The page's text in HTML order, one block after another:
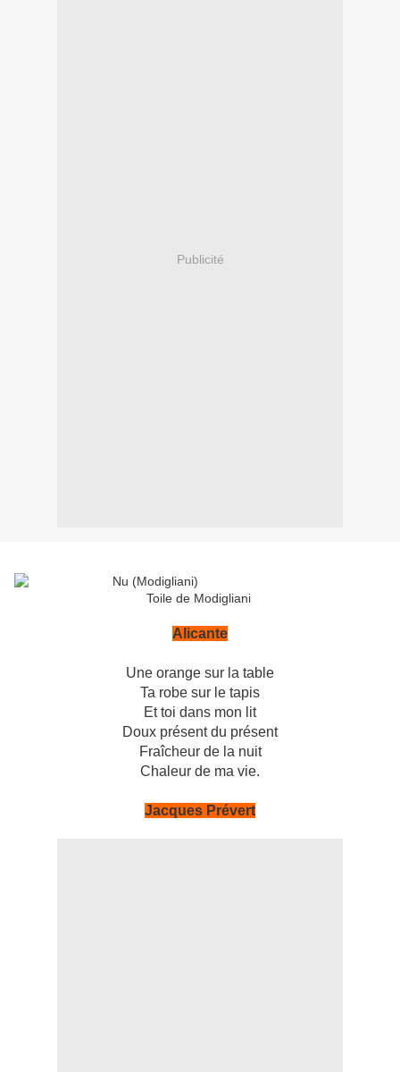
Publicité
Toile de Modigliani
Alicante
Une orange sur la table
Ta robe sur le tapis
Et toi dans mon lit
Doux présent du présent
Fraîcheur de la nuit
Chaleur de ma vie.
Jacques Prévert